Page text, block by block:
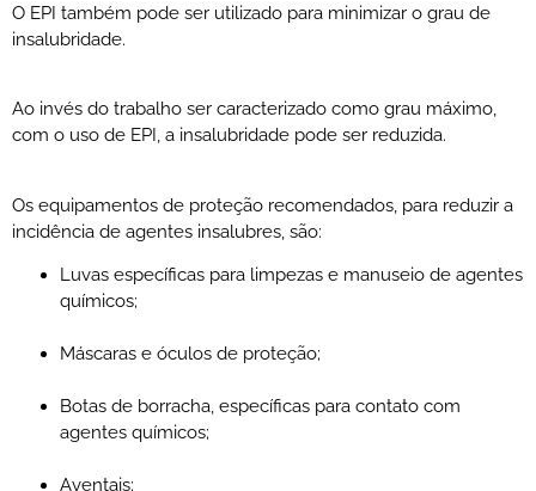
O EPI também pode ser utilizado para minimizar o grau de
insalubridade.
Ao invés do trabalho ser caracterizado como grau máximo,
com o uso de EPI, a insalubridade pode ser reduzida.
Os equipamentos de proteção recomendados, para reduzir a
incidência de agentes insalubres, são:
Luvas específicas para limpezas e manuseio de agentes
químicos;
Máscaras e óculos de proteção;
Botas de borracha, específicas para contato com
agentes químicos;
Aventais;